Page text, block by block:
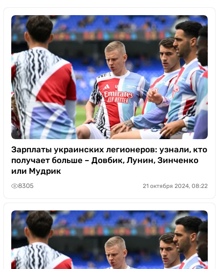
Зарплаты украинских легионеров: узнали, кто
получает больше – Довбик, Лунин, Зинченко
или Мудрик
8305 21 октября 2024, 08:22